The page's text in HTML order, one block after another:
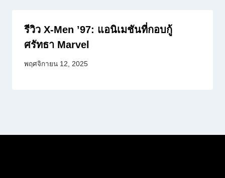
รีวิว X-Men ’97: แอนิเมชันที่กอบกู้
ศรัทธา Marvel
พฤศจิกายน 12, 2025